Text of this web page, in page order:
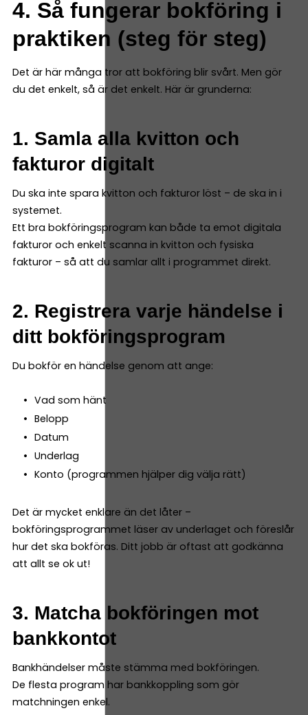
4. Så fungerar bokföring i
praktiken (steg för steg)
Det är här många tror att bokföring blir svårt. Men gör
du det enkelt, så är det enkelt. Här är grunderna:
1. Samla alla kvitton och
fakturor digitalt
Du ska inte spara kvitton och fakturor löst – de ska in i
systemet.
Ett bra bokföringsprogram kan både ta emot digitala
fakturor och enkelt scanna in kvitton och fysiska
fakturor – så att du samlar allt i programmet direkt.
2. Registrera varje händelse i
ditt bokföringsprogram
Du bokför en händelse genom att ange:
Vad som hänt
Belopp
Datum
Underlag
Konto (programmen hjälper dig välja rätt)
Det är mycket enklare än det låter –
bokföringsprogrammet läser av underlaget och föreslår
hur det ska bokföras. Ditt jobb är oftast att godkänna
att allt se ok ut!
3. Matcha bokföringen mot
bankkontot
Bankhändelser måste stämma med bokföringen.
De flesta program har bankkoppling som gör
matchningen enkel.